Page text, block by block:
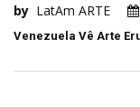
by LatAm ARTE
Venezuela Vê Arte